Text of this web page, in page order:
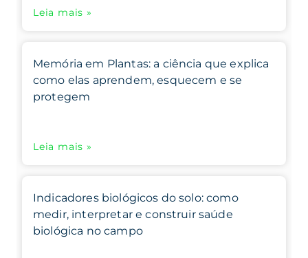
Leia mais »
Memória em Plantas: a ciência que explica
como elas aprendem, esquecem e se
protegem
Leia mais »
Indicadores biológicos do solo: como
medir, interpretar e construir saúde
biológica no campo